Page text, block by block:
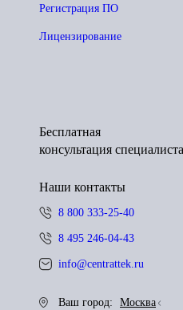
Регистрация ПО
Лицензирование
Бесплатная
консультация специалиста
Наши контакты
8 800 333-25-40
8 495 246-04-43
info@centrattek.ru
Ваш город:
Москва